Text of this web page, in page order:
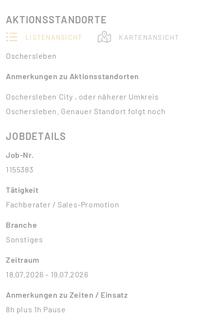
AKTIONSSTANDORTE
LISTENANSICHT KARTENANSICHT
Oschersleben
Anmerkungen zu Aktionsstandorten
Oschersleben City , oder näherer Umkreis
Oschersleben. Genauer Standort folgt noch
JOBDETAILS
Job-Nr.
1155383
Tätigkeit
Fachberater / Sales-Promotion
Branche
Sonstiges
Zeitraum
18.07.2026 - 19.07.2026
Anmerkungen zu Zeiten / Einsatz
8h plus 1h Pause